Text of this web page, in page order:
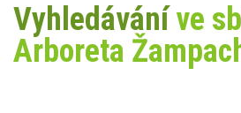
Vyhledáváníve
Arboreta